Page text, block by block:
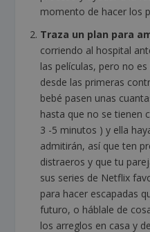
momento de hacer los
Traza un plan para
corriendo al hospital
las películas, pero no
desde las primeras
bebé pasen unas
hasta que no se tienen
3 -5 minutos ) y ella
admitirán, así que ten
distraeros y que tu
sus series de Netflix
para hacer escapadas
futuro, o háblale de
los arreglos en casa y